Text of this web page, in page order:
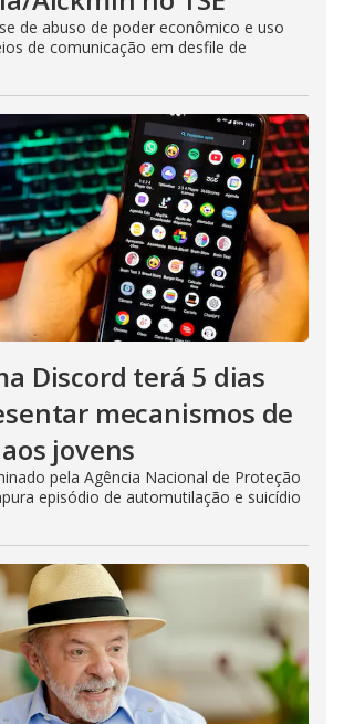
de abuso de poder econômico e uso
de comunicação em desfile de
Discord terá 5 dias
mecanismos de
jovens
pela Agência Nacional de Proteção
episódio de automutilação e suicídio